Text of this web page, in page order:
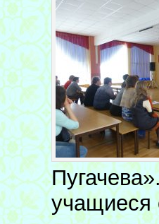
учащиеся